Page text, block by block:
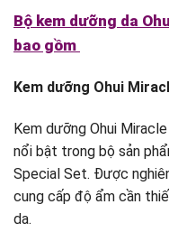
Bộ kem dưỡng da
bao gồm
Kem dưỡng Ohui
Kem dưỡng Ohui
nổi bật trong bộ sản
Special Set. Được
cung cấp độ ẩm cần
da.